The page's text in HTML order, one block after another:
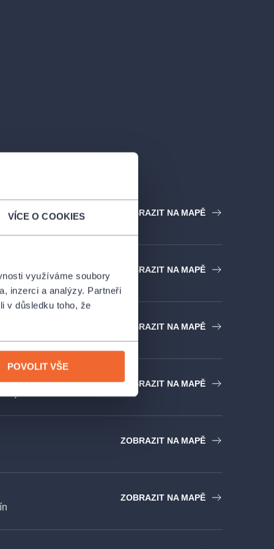
VÍCE O COOKIES
využíváme soubory
inzerci a analýzy. Partneři
v důsledku toho, že
POVOLIT VŠE
ZOBRAZIT NA MAPĚ
ZOBRAZIT NA MAPĚ
ZOBRAZIT NA MAPĚ
ZOBRAZIT NA MAPĚ
ZOBRAZIT NA MAPĚ
ZOBRAZIT NA MAPĚ